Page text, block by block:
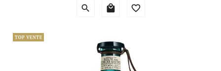
puissants. Il développe en bouche des notes...
  